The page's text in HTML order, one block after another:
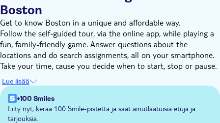
Boston
Get to know Boston in a unique and affordable way.
Follow the self-guided tour, via the online app, while playing a
fun, family-friendly game. Answer questions about the
locations and do search assignments, all on your smartphone.
Take your time, cause you decide when to start, stop or pause.
Use GPS to find the nicest squares, streets, and monuments,
get the most interesting facts about the city, and discover
Boston with this unique e-scavenger hunt. You can do this tour
anytime you choose, also with a group of up to 6 people.
Lue lisää
+100 Smiles
Liity nyt, kerää 100 Smile-pistettä ja saat ainutlaatuisia etuja ja
tarjouksia.